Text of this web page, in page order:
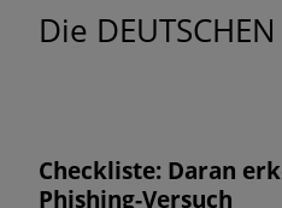
"Cyberwehr" gestartet
Massive Sicherheitslücken
Die
Checkliste: Daran
Phishing-Versuch